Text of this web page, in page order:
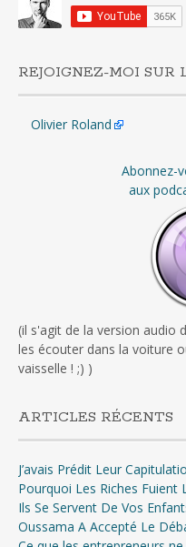
REJOIGNEZ-MOI SUR
Olivier Roland
Abonnez-
aux
(il s'agit de la version audio
les écouter dans la voiture
vaisselle ! ;) )
ARTICLES RÉCENTS
J’avais Prédit Leur
Pourquoi Les Riches Fuient
Ils Se Servent De Vos
Oussama A Accepté Le